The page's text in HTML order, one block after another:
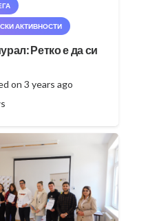
АКТИВНОСТИ
Ретко е да си
on 3 years ago